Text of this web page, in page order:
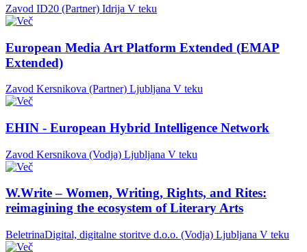
Zavod ID20 (Partner) Idrija V teku
European Media Art Platform Extended (EMAP
Extended)
Zavod Kersnikova (Partner) Ljubljana V teku
EHIN - European Hybrid Intelligence Network
Zavod Kersnikova (Vodja) Ljubljana V teku
W.Write – Women, Writing, Rights, and Rites:
reimagining the ecosystem of Literary Arts
BeletrinaDigital, digitalne storitve d.o.o. (Vodja) Ljubljana V teku